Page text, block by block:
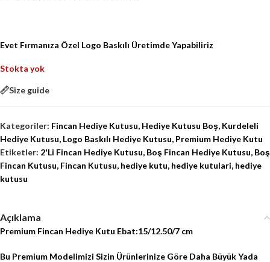
Evet Fırmanıza Özel Logo Baskılı Üretimde Yapabiliriz
Stokta yok
Size guide
Kategoriler: Fincan Hediye Kutusu, Hediye Kutusu Boş, Kurdeleli
Hediye Kutusu, Logo Baskılı Hediye Kutusu, Premium Hediye Kutu
Etiketler: 2'Li Fincan Hediye Kutusu, Boş Fincan Hediye Kutusu, Boş
Fincan Kutusu, Fincan Kutusu, hediye kutu, hediye kutulari, hediye
kutusu
Açıklama
Premium Fincan Hediye Kutu Ebat:15/12.50/7 cm
Bu Premium Modelimizi Sizin Ürünlerinize Göre Daha Büyük Yada